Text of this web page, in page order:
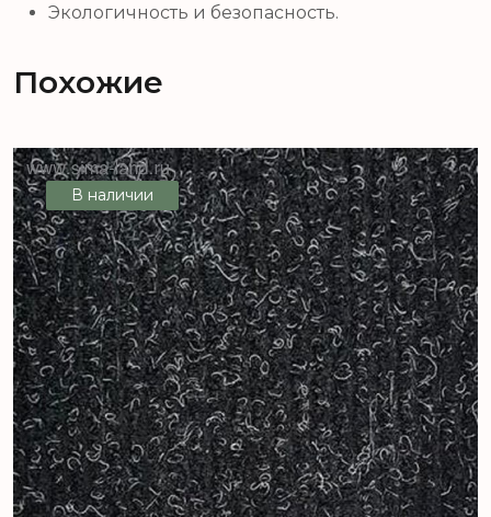
Экологичность и безопасность.
Похожие
В наличии